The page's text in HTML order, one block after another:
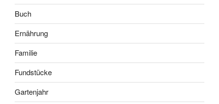
Buch
Ernährung
Familie
Fundstücke
Gartenjahr